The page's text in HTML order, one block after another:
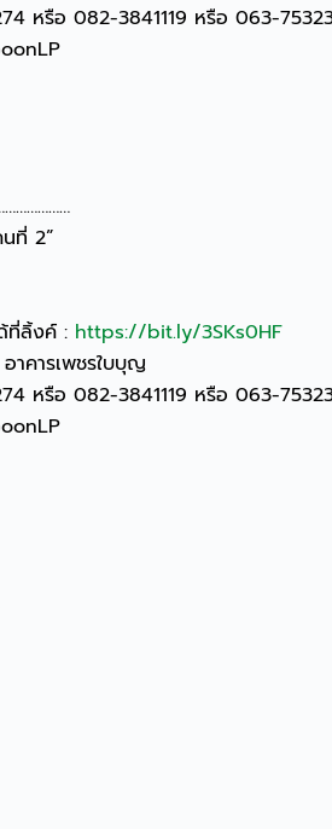
หรือ 082-3841119 หรือ 063-
ที่ 2”
ที่ลิ้งค์ : https://bit.ly/3SKs0HF
าคารเพชรใบบุญ
หรือ 082-3841119 หรือ 063-